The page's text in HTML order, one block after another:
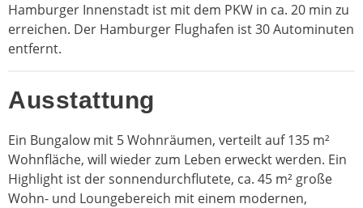
Hamburger Innenstadt ist mit dem PKW in ca. 20 min zu
erreichen. Der Hamburger Flughafen ist 30 Autominuten
entfernt.
Ausstattung
Ein Bungalow mit 5 Wohnräumen, verteilt auf 135 m²
Wohnfläche, will wieder zum Leben erweckt werden. Ein
Highlight ist der sonnendurchflutete, ca. 45 m² große
Wohn- und Loungebereich mit einem modernen,